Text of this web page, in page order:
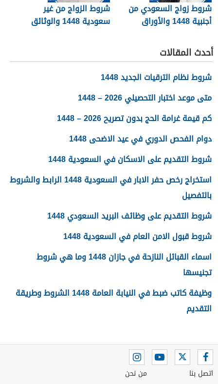
شروط زواج السعودي من
أجنبية 1448 والأوراق
شروط الزواج من غير
سعودية 1448 والوثائق
أحدث المقالات
شروط نظام الترقيات الجديد 1448
متى موعد اختبار التحصيلي 2026 – 1448
كم قيمة غرامة الحج بدون تصريح 2026 – 1448
دوام الفحص الدوري في عيد الاضحى 1448
شروط التقديم على الاسكان في السعودية 1448
استخراج رخص حفر الابار في السعودية 1448 الرابط والشروط
بالتفصيل
شروط التقديم على وظائف البريد السعودي 1448
شروط قبول الامن العام في السعودية 1448
اسماء القبائل النازحة في جازان 1448 وما هي شروط
تجنيسها
وظيفة كاتب ضبط في النيابة العامة 1448 الشروط وطريقة
التقديم
اتصل بنا
من نحن